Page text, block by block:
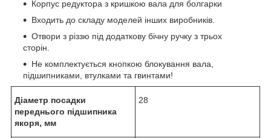
Корпус редуктора з кришкою вала для болгарки
Входить до складу моделей інших виробників.
Отвори з різзю під додаткову бічну ручку з трьох
сторін.
Не комплектується кнопкою блокування вала,
підшипниками, втулками та гвинтами!
Діаметр посадки
переднього підшипника
якоря, мм
28